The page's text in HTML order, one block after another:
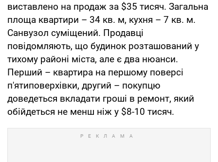
виставлено на продаж за $35 тисяч. Загальна
площа квартири – 34 кв. м, кухня – 7 кв. м.
Санвузол суміщений. Продавці
повідомляють, що будинок розташований у
тихому районі міста, але є два нюанси.
Перший – квартира на першому поверсі
п'ятиповерхівки, другий – покупцю
доведеться вкладати гроші в ремонт, який
обійдеться не менш ніж у $8-10 тисяч.